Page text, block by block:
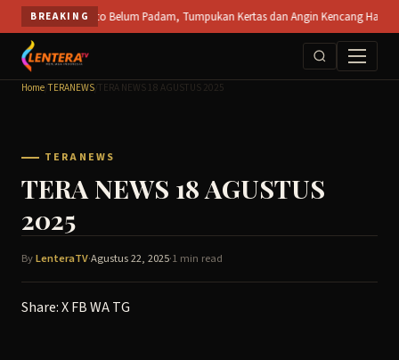
Skip
to
content
BREAKING
SPS Mojokerto Belum Padam, Tumpukan Kertas dan Angin Kencang
Home /TERANEWS TERA NEWS 18 AGUSTUS 2025
TERANEWS
TERA NEWS 18 AGUSTUS
2025
ByLenteraTV·Agustus 22, 2025·1 min read
Share:XFBWATG